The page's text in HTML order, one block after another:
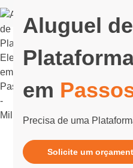
Aluguel de
em
Precisa de uma
Solicite um